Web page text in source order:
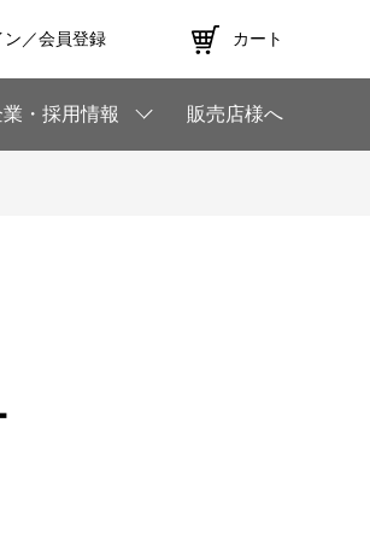
ン／会員登録 カート
・採用情報 販売店様へ